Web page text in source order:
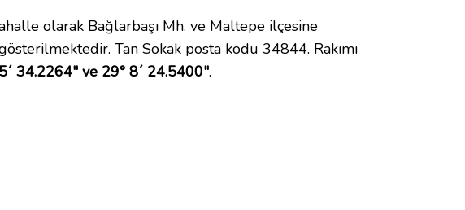
olarak Bağlarbaşı Mh. ve Maltepe ilçesine
Tan Sokak posta kodu 34844. Rakımı
34.2264" ve 29° 8´ 24.5400".